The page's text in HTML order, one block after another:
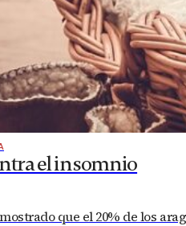
el insomnio
que el 20% de los